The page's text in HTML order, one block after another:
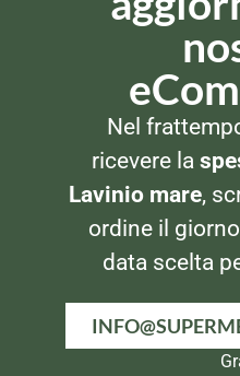
PESCE SURGELATO
Findus Bastoncini 5x
Nel
ricevere la
Lavinio mare,
ordine il
data scelta